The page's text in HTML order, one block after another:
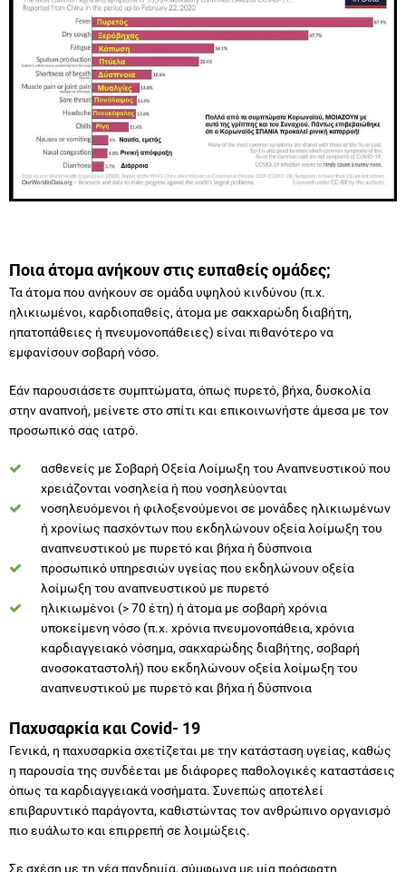
Ποια άτομα ανήκουν στις ευπαθείς ομάδες;
Τα άτομα που ανήκουν σε ομάδα υψηλού κινδύνου (π.χ.
ηλικιωμένοι, καρδιοπαθείς, άτομα με σακχαρώδη διαβήτη,
ηπατοπάθειες ή πνευμονοπάθειες) είναι πιθανότερο να
εμφανίσουν σοβαρή νόσο.
Εάν παρουσιάσετε συμπτώματα, όπως πυρετό, βήχα, δυσκολία
στην αναπνοή, μείνετε στο σπίτι και επικοινωνήστε άμεσα με τον
προσωπικό σας ιατρό.
ασθενείς με Σοβαρή Οξεία Λοίμωξη του Αναπνευστικού που
χρειάζονται νοσηλεία ή που νοσηλεύονται
νοσηλευόμενοι ή φιλοξενούμενοι σε μονάδες ηλικιωμένων
ή χρονίως πασχόντων που εκδηλώνουν οξεία λοίμωξη του
αναπνευστικού με πυρετό και βήχα ή δύσπνοια
προσωπικό υπηρεσιών υγείας που εκδηλώνουν οξεία
λοίμωξη του αναπνευστικού με πυρετό
ηλικιωμένοι (> 70 έτη) ή άτομα με σοβαρή χρόνια
υποκείμενη νόσο (π.χ. χρόνια πνευμονοπάθεια, χρόνια
καρδιαγγειακό νόσημα, σακχαρώδης διαβήτης, σοβαρή
ανοσοκαταστολή) που εκδηλώνουν οξεία λοίμωξη του
αναπνευστικού με πυρετό και βήχα ή δύσπνοια
Παχυσαρκία και Covid- 19
Γενικά, η παχυσαρκία σχετίζεται με την κατάσταση υγείας, καθώς
η παρουσία της συνδέεται με διάφορες παθολογικές καταστάσεις
όπως τα καρδιαγγειακά νοσήματα. Συνεπώς αποτελεί
επιβαρυντικό παράγοντα, καθιστώντας τον ανθρώπινο οργανισμό
πιο ευάλωτο και επιρρεπή σε λοιμώξεις.
Σε σχέση με τη νέα πανδημία, σύμφωνα με μία πρόσφατη